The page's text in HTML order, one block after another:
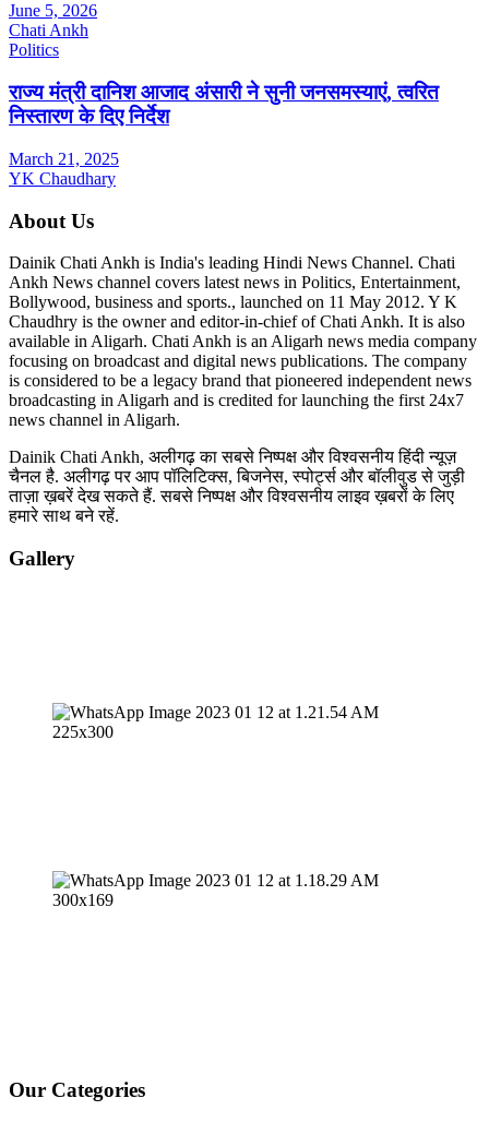
June 5, 2026
Chati Ankh
Politics
राज्य मंत्री दानिश आजाद अंसारी ने सुनी जनसमस्याएं, त्वरित
निस्तारण के दिए निर्देश
March 21, 2025
YK Chaudhary
About Us
Dainik Chati Ankh is India's leading Hindi News Channel. Chati
Ankh News channel covers latest news in Politics, Entertainment,
Bollywood, business and sports., launched on 11 May 2012. Y K
Chaudhry is the owner and editor-in-chief of Chati Ankh. It is also
available in Aligarh. Chati Ankh is an Aligarh news media company
focusing on broadcast and digital news publications. The company
is considered to be a legacy brand that pioneered independent news
broadcasting in Aligarh and is credited for launching the first 24x7
news channel in Aligarh.
Dainik Chati Ankh, अलीगढ़ का सबसे निष्पक्ष और विश्वसनीय हिंदी न्यूज़
चैनल है. अलीगढ़ पर आप पॉलिटिक्स, बिजनेस, स्पोर्ट्स और बॉलीवुड से जुड़ी
ताज़ा ख़बरें देख सकते हैं. सबसे निष्पक्ष और विश्वसनीय लाइव ख़बरों के लिए
हमारे साथ बने रहें.
Gallery
Our Categories